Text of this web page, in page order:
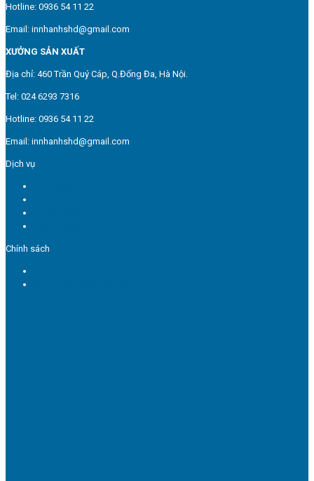
Hotline: 0936 54 11 22
Email: innhanhshd@gmail.com
XƯỞNG SẢN XUẤT
Địa chỉ: 460 Trần Quý Cáp, Q.Đống Đa, Hà Nội.
Tel: 024 6293 7316
Hotline: 0936 54 11 22
Email: innhanhshd@gmail.com
Dịch vụ
Chính sách